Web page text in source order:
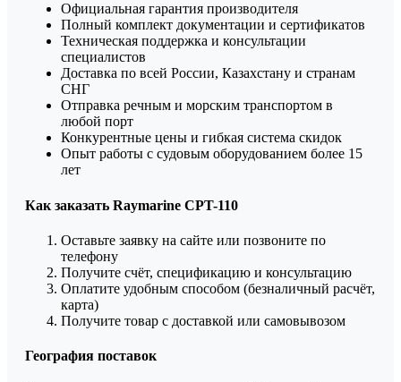
Официальная гарантия производителя
Полный комплект документации и сертификатов
Техническая поддержка и консультации
специалистов
Доставка по всей России, Казахстану и странам
СНГ
Отправка речным и морским транспортом в
любой порт
Конкурентные цены и гибкая система скидок
Опыт работы с судовым оборудованием более 15
лет
Как заказать Raymarine CPT-110
Оставьте заявку на сайте или позвоните по
телефону
Получите счёт, спецификацию и консультацию
Оплатите удобным способом (безналичный расчёт,
карта)
Получите товар с доставкой или самовывозом
География поставок